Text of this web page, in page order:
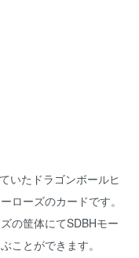
いたドラゴンボールヒ
ローズのカードです。
の筐体にてSDBHモー
ことができます。